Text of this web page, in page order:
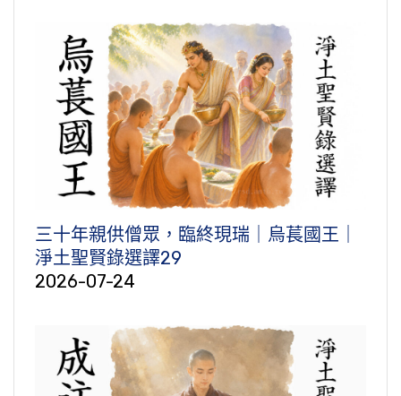
三十年親供僧眾，臨終現瑞｜烏萇國王｜
淨土聖賢錄選譯29
2026-07-24